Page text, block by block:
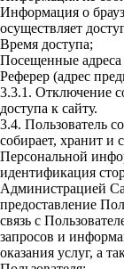
Информация о
осуществляет
Время доступа;
Посещенные адреса
Реферер (адрес
3.3.1. Отключение
доступа к сайту.
3.4. Пользователь
собирает, хранит и
Персональной
идентификация
Администрацией
предоставление
связь с
запросов и
оказания услуг, а